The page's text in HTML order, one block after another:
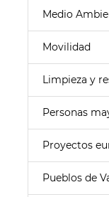
Medio
Movilidad
Limpieza y
Personas
Proyectos
Pueblos de